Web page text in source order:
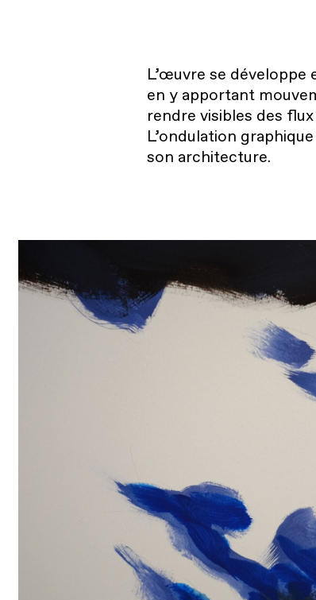
L’œuvre se développe
en y apportant
rendre visibles des
L’ondulation
son architecture.